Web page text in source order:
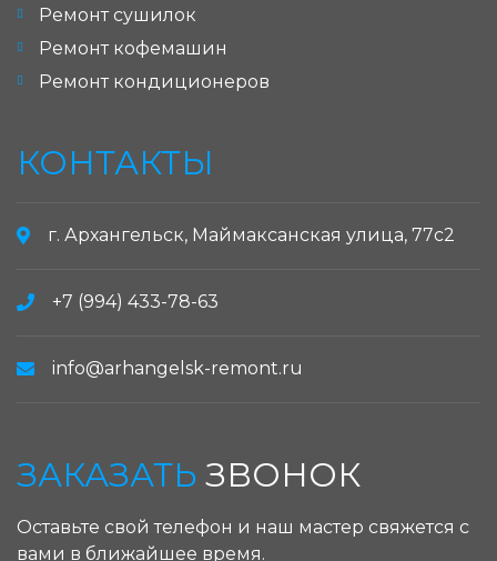
Ремонт сушилок
Ремонт кофемашин
Ремонт кондиционеров
КОНТАКТЫ
г. Архангельск, Маймаксанская улица, 77с2
+7 (994) 433-78-63
info@arhangelsk-remont.ru
ЗАКАЗАТЬ ЗВОНОК
Оставьте свой телефон и наш мастер свяжется с
вами в ближайшее время.